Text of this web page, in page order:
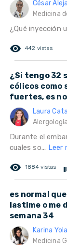
César
Medicina
¿Qué inyección
remove_red_eye 442 vistas
¿Si tengo 32
cólicos como
fuertes, es
Laura
Alergología
Durante el
cuales so... Leer
remove_red_eye 1884 vistas
es normal
lastime o me
semana 34
Karina
Medicina